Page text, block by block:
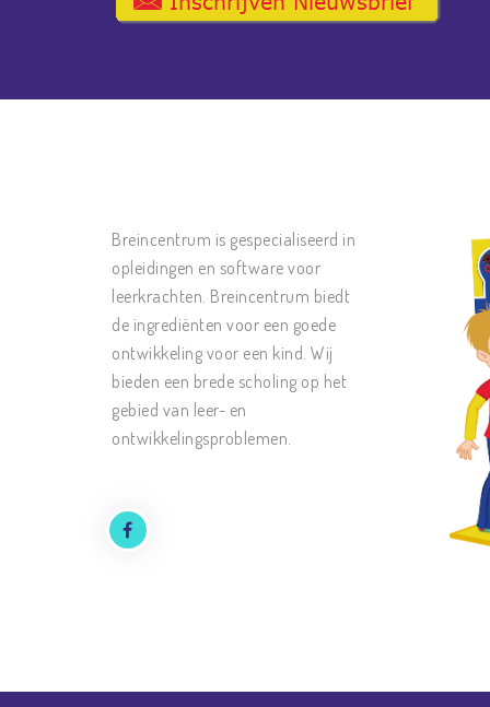
Breincentrum is gespecialiseerd in
opleidingen en software voor
leerkrachten. Breincentrum biedt
de ingrediënten voor een goede
ontwikkeling voor een kind. Wij
bieden een brede scholing op het
gebied van leer- en
ontwikkelingsproblemen.